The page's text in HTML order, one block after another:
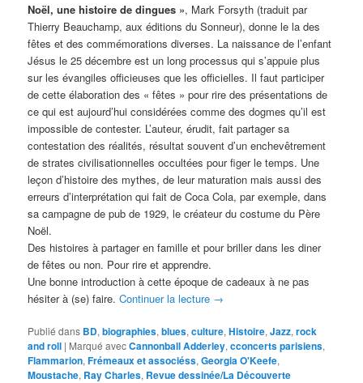
Noël, une histoire de dingues », Mark Forsyth (traduit par
Thierry Beauchamp, aux éditions du Sonneur), donne le la des
fêtes et des commémorations diverses. La naissance de l’enfant
Jésus le 25 décembre est un long processus qui s’appuie plus
sur les évangiles officieuses que les officielles. Il faut participer
de cette élaboration des « fêtes » pour rire des présentations de
ce qui est aujourd’hui considérées comme des dogmes qu’il est
impossible de contester. L’auteur, érudit, fait partager sa
contestation des réalités, résultat souvent d’un enchevêtrement
de strates civilisationnelles occultées pour figer le temps. Une
leçon d’histoire des mythes, de leur maturation mais aussi des
erreurs d’interprétation qui fait de Coca Cola, par exemple, dans
sa campagne de pub de 1929, le créateur du costume du Père
Noël.
Des histoires à partager en famille et pour briller dans les diner
de fêtes ou non. Pour rire et apprendre.
Une bonne introduction à cette époque de cadeaux à ne pas
hésiter à (se) faire.Continuer la lecture →
Publié dans BD,biographies,blues,culture,Histoire,Jazz,rock
and roll | Marqué avecCannonball Adderley,cconcerts parisiens,
Flammarion,Frémeaux et associéss,Georgia O'Keefe,
Moustache, Ray Charles, Revue dessinée/La Découverte